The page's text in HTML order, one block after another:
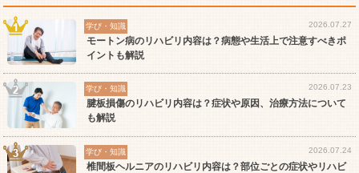
学び・知識 2026.07.27
モートン病のリハビリ内容は？病態や生活上で注意すべきポ
イントも解説
学び・知識 2026.07.23
腱板損傷のリハビリ内容は？症状や原因、治療方法について
も解説
学び・知識 2026.07.24
椎間板ヘルニアのリハビリ内容は？部位ごとの症状やリハビ